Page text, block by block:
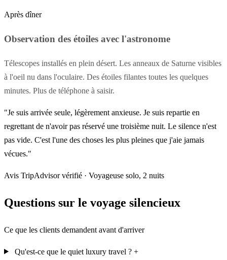
Après dîner
Observation des étoiles avec l'astronome
Télescopes installés en plein désert. Les anneaux de Saturne visibles
à l'oeil nu dans l'oculaire. Des étoiles filantes toutes les quelques
minutes. Plus de téléphone à saisir.
"Je suis arrivée seule, légèrement anxieuse. Je suis repartie en
regrettant de n'avoir pas réservé une troisième nuit. Le silence n'est
pas vide. C'est l'une des choses les plus pleines que j'aie jamais
vécues."
Avis TripAdvisor vérifié · Voyageuse solo, 2 nuits
Questions sur le voyage silencieux
Ce que les clients demandent avant d'arriver
Qu'est-ce que le quiet luxury travel ? +